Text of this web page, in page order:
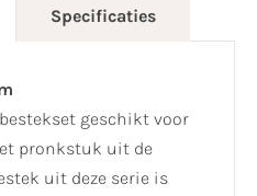
Specificaties
geschikt voor
pronkstuk uit de
uit deze serie is